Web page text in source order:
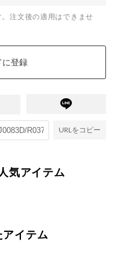
注文後の適用はできませ
に登録
URLをコピー
気アイテム
イテム